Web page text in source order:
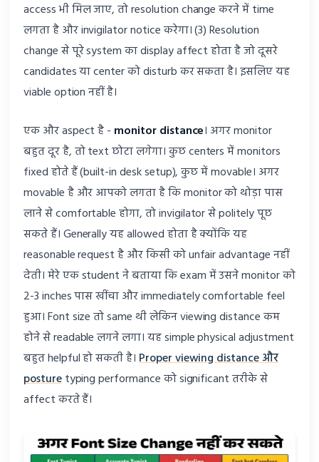
access भी मिल जाए, तो resolution change करने में time
लगता है और invigilator notice करेगा। (3) Resolution
change से पूरे system का display affect होता है जो दूसरे
candidates या center को disturb कर सकता है। इसलिए यह
viable option नहीं है।
एक और aspect है - monitor distance। अगर monitor
बहुत दूर है, तो text छोटा लगेगा। कुछ centers में monitors
fixed होते हैं (built-in desk setup), कुछ में movable। अगर
movable है और आपको लगता है कि monitor को थोड़ा पास
लाने से comfortable होगा, तो invigilator से politely पूछ
सकते हैं। Generally यह allowed होता है क्योंकि यह
reasonable request है और किसी को unfair advantage नहीं
देती। मेरे एक student ने बताया कि exam में उसने monitor को
2-3 inches पास खींचा और immediately comfortable feel
हुआ। Font size तो same थी लेकिन viewing distance कम
होने से readable लगने लगा। यह simple physical adjustment
बहुत helpful हो सकती है।Proper viewing distance और
posturetyping performance को significant तरीके से
affect करते हैं।